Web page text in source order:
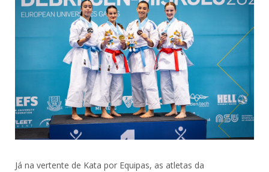
Já na vertente de Kata por Equipas, as atletas da